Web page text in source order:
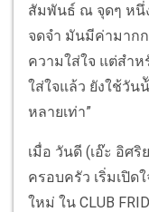
สัมพันธ์ ณ จุดๆ หนึ่
จดจำ มันมีค่ามาก
ความใส่ใจ แต่สำ
ใส่ใจแล้ว ยังใช้วัน
หลายเท่า”
เมื่อ วันดี (เอ๊ะ อิศ
ครอบครัว เริ่มเปิ
ใหม่ ใน CLUB